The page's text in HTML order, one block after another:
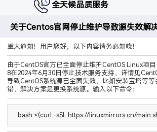
全天候品质服务
厦门破碎工坊网络科技有限公司
Copyright © 2025-2026 All Rights
服务热线：400-9989-596
关于Centos官网停止维护导致源失效解
重大通知！用户您好，以下内容请务必知晓！
由于CentOS官方已全面停止维护CentOS Linux项
8在2024年6月30日停止技术服务支持，详情见
导致CentOS系统源已全面失效，比如安装宝塔等
错，解决方案是更换系统源。输入以下命令：
bash <(curl -sSL https://linuxmirrors.cn/